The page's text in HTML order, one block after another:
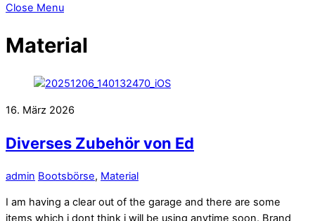
Close Menu
Material
16. März 2026
Diverses Zubehör von Ed
admin Bootsbörse, Material
I am having a clear out of the garage and there are some